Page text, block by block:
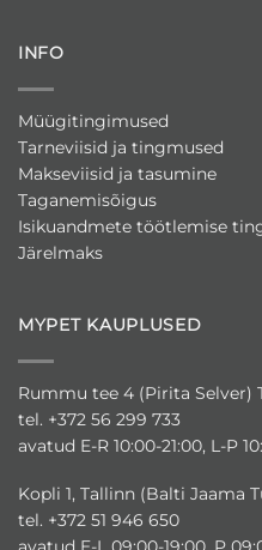
INFO
Müügitingimused
Tarneviisid ja tingmused
Makseviisid ja tasumine
Taganemisõigus
Isikuandmete töötlemise
Järelmaks
MYPET KAUPLUSED
Rummu tee 4 (Pirita Selver)
tel. +372 56 299 733
avatud E-R 10:00-21:00, L-P
Kopli 1, Tallinn (Balti Jaama
tel. +372 51 946 650
avatud E-L 09:00-19:00, P